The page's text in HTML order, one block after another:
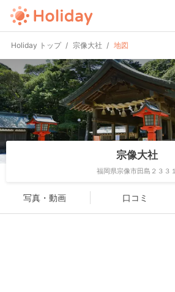
Holiday トップ 宗像大社 地図
宗像大社
福岡県宗像市田島２３３１
写真・動画 口コミ